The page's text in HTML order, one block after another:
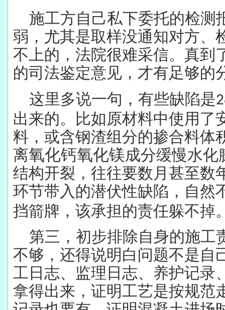
施工方自己私下委托的检测
弱，尤其是取样没通知对方、
不上的，法院很难采信。真到
的司法鉴定意见，才有足够的
这里多说一句，有些缺陷是
出来的。比如原材料中使用了
料，或含钢渣组分的掺合料体
离氧化钙氧化镁成分缓慢水化
结构开裂，往往要数月甚至数
环节带入的潜伏性缺陷，自然
挡箭牌，该承担的责任躲不掉
第三，初步排除自身的施工
不够，还得说明白问题不是自
工日志、监理日志、养护记录
拿得出来，证明工艺是按规范